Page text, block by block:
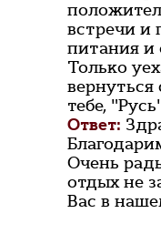
встречи и
питания и
Только
тебе,
Ответ:
Очень
отдых не
Вас в